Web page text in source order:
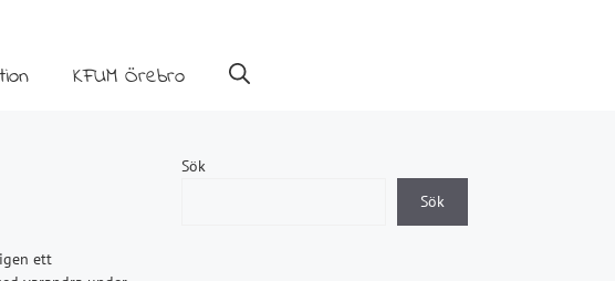
KFUM Örebro
ett
Sök
Sök